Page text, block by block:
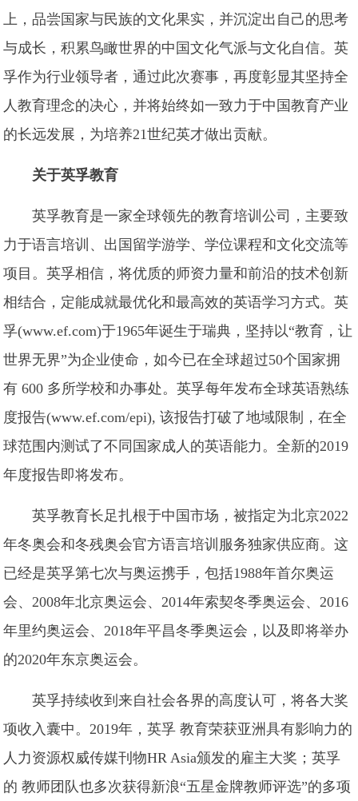
上，品尝国家与民族的文化果实，并沉淀出自己的思考
与成长，积累鸟瞰世界的中国文化气派与文化自信。英
孚作为行业领导者，通过此次赛事，再度彰显其坚持全
人教育理念的决心，并将始终如一致力于中国教育产业
的长远发展，为培养21世纪英才做出贡献。
关于英孚教育
英孚教育是一家全球领先的教育培训公司，主要致
力于语言培训、出国留学游学、学位课程和文化交流等
项目。英孚相信，将优质的师资力量和前沿的技术创新
相结合，定能成就最优化和最高效的英语学习方式。英
孚(www.ef.com)于1965年诞生于瑞典，坚持以“教育，让
世界无界”为企业使命，如今已在全球超过50个国家拥
有 600 多所学校和办事处。英孚每年发布全球英语熟练
度报告(www.ef.com/epi), 该报告打破了地域限制，在全
球范围内测试了不同国家成人的英语能力。全新的2019
年度报告即将发布。
英孚教育长足扎根于中国市场，被指定为北京2022
年冬奥会和冬残奥会官方语言培训服务独家供应商。这
已经是英孚第七次与奥运携手，包括1988年首尔奥运
会、2008年北京奥运会、2014年索契冬季奥运会、2016
年里约奥运会、2018年平昌冬季奥运会，以及即将举办
的2020年东京奥运会。
英孚持续收到来自社会各界的高度认可，将各大奖
项收入囊中。2019年，英孚 教育荣获亚洲具有影响力的
人力资源权威传媒刊物HR Asia颁发的雇主大奖；英孚
的 教师团队也多次获得新浪“五星金牌教师评选”的多项